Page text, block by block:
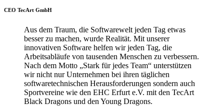
CEO TecArt GmbH
Aus dem Traum, die Softwarewelt jeden Tag etwas
besser zu machen, wurde Realität. Mit unserer
innovativen Software helfen wir jeden Tag, die
Arbeitsabläufe von tausenden Menschen zu verbessern.
Nach dem Motto „Stark für jedes Team“ unterstützen
wir nicht nur Unternehmen bei ihren täglichen
softwaretechnischen Herausforderungen sondern auch
Sportvereine wie den EHC Erfurt e.V. mit den TecArt
Black Dragons und den Young Dragons.